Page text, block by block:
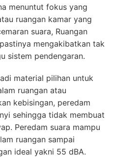
menuntut fokus yang
ruangan kamar yang
suara, Ruangan
mengakibatkan tak
sistem pendengaran.
material pilihan untuk
ruangan atau
kebisingan, peredam
sehingga tidak membuat
Peredam suara mampu
ruangan sampai
ideal yakni 55 dBA.